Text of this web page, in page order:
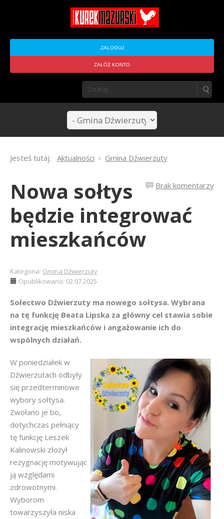
ZALOGUJ
ZAŁÓŻ KONTO
Jesteś tutaj: Aktualności Gmina Dźwierzuty
Brak komentarzy
Nowa sołtys
będzie integrować
mieszkańców
Kategoria: Gmina Dźwierzuty
Opublikowano: 02.07.2025
Sołectwo Dźwierzuty ma nowego sołtysa. Wybrana
na tę funkcję Beata Lipska za główny cel stawia sobie
integrację mieszkańców i angażowanie ich do
wspólnych działań.
W poniedziałek w
Dźwierzutach odbyły
się przedterminowe
wybory sołtysa.
Zwołano je bo,
dotychczas pełniący
tę funkcję Leszek
Kalinowski złożył
rezygnację motywując
ją względami
zdrowotnymi.
Wyborom
towarzyszyła niska